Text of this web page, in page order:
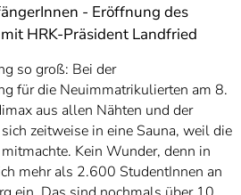
- Eröffnung des
HRK-Präsident Landfried
so groß: Bei der
für die Neuimmatrikulierten am 8.
aus allen Nähten und der
zeitweise in eine Sauna, weil die
Kein Wunder, denn in
mehr als 2.600 StudentInnen an